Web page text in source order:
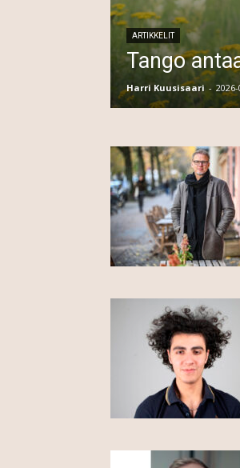
ARTIKKELIT
Tango
Harri Kuusisaari -